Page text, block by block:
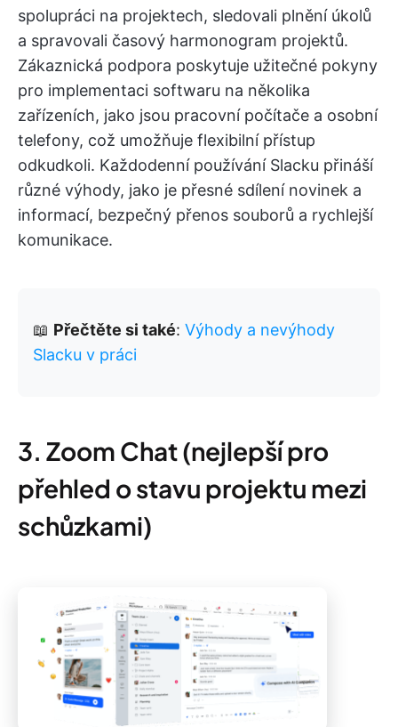
spolupráci na projektech, sledovali plnění úkolů
a spravovali časový harmonogram projektů.
Zákaznická podpora poskytuje užitečné pokyny
pro implementaci softwaru na několika
zařízeních, jako jsou pracovní počítače a osobní
telefony, což umožňuje flexibilní přístup
odkudkoli. Každodenní používání Slacku přináší
různé výhody, jako je přesné sdílení novinek a
informací, bezpečný přenos souborů a rychlejší
komunikace.
📖 Přečtěte si také: Výhody a nevýhody
Slacku v práci
3. Zoom Chat (nejlepší pro
přehled o stavu projektu mezi
schůzkami)